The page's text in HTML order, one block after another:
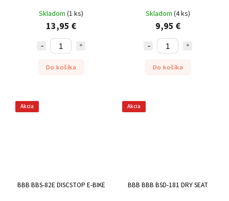
Skladom (1 ks)
13,95 €
Do košíka
Skladom (4 ks)
9,95 €
Do košíka
Akcia
BBB BBS-82E DISCSTOP E-BIKE
Akcia
BBB BBB BSD-181 DRY SEAT